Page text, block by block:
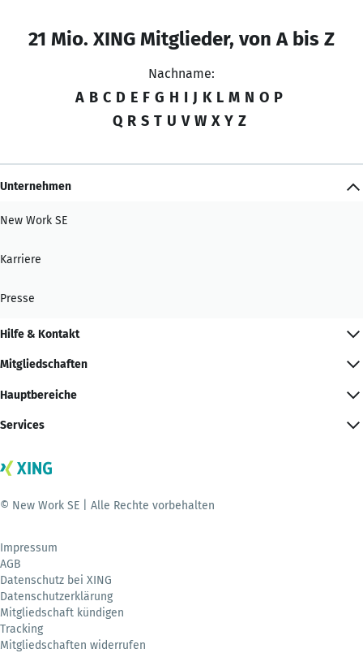
21 Mio. XING Mitglieder, von A bis Z
Nachname:
A B C D E F G H I J K L M N O P
Q R S T U V W X Y Z
Unternehmen
New Work SE
Karriere
Presse
Hilfe & Kontakt
Mitgliedschaften
Hauptbereiche
Services
© New Work SE | Alle Rechte vorbehalten
Impressum
AGB
Datenschutz bei XING
Datenschutzerklärung
Mitgliedschaft kündigen
Tracking
Mitgliedschaften widerrufen